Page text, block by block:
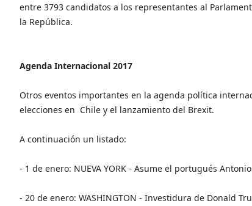
entre 3793 candidatos a los representantes al
la República.
Agenda Internacional 2017
Otros eventos importantes en la agenda política
elecciones en Chile y el lanzamiento del Brexit.
A continuación un listado:
- 1 de enero: NUEVA YORK - Asume el portugués
- 20 de enero: WASHINGTON - Investidura de Donald